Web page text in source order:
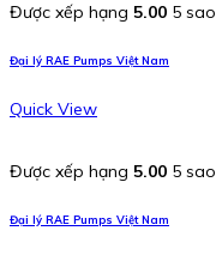
Được xếp hạng 5.00 5 sao
Đại lý RAE Pumps Việt Nam
Quick View
Được xếp hạng 5.00 5 sao
Đại lý RAE Pumps Việt Nam